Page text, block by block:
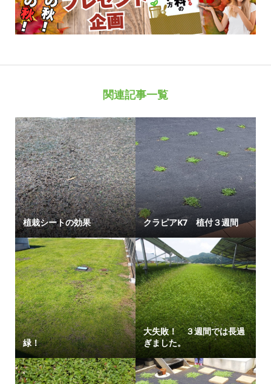
関連記事一覧
植栽シートの効果 クラピアK7 植付３週間
緑！
大失敗！ ３週間では長過
ぎました。